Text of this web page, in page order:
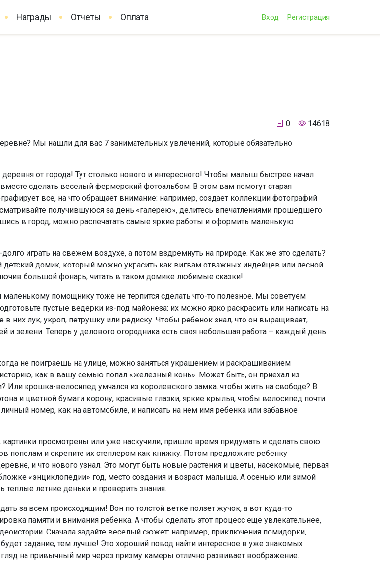
Награды Отчеты Оплата Вход Регистрация
0 14618
Мы нашли для вас 7 занимательных увлечений, которые обязательно
деревня от города! Тут столько нового и интересного! Чтобы малыш быстрее начал
сделать веселый фермерский фотоальбом. В этом вам помогут старая
все, на что обращает внимание: например, создает коллекции фотографий
получившуюся за день «галерею», делитесь впечатлениями прошедшего
в город, можно распечатать самые яркие работы и оформить маленькую
играть на свежем воздухе, а потом вздремнуть на природе. Как же это сделать?
детский домик, который можно украсить как вигвам отважных индейцев или лесной
большой фонарь, читать в таком домике любимые сказки!
маленькому помощнику тоже не терпится сделать что-то полезное. Мы советуем
пустые ведерки из-под майонеза: их можно ярко раскрасить или написать на
них лук, укроп, петрушку или редиску. Чтобы ребенок знал, что он выращивает,
и зелени. Теперь у делового огородника есть своя небольшая работа – каждый день
не поиграешь на улице, можно заняться украшением и раскрашиванием
как в вашу семью попал «железный конь». Может быть, он приехал из
крошка-велосипед умчался из королевского замка, чтобы жить на свободе? В
и цветной бумаги корону, красивые глазки, яркие крылья, чтобы велосипед почти
номер, как на автомобиле, и написать на нем имя ребенка или забавное
картинки просмотрены или уже наскучили, пришло время придумать и сделать свою
пополам и скрепите их степлером как книжку. Потом предложите ребенку
и что нового узнал. Это могут быть новые растения и цветы, насекомые, первая
«энциклопедии» год, место создания и возраст малыша. А осенью или зимой
летние деньки и проверить знания.
за всем происходящим! Вон по толстой ветке ползет жучок, а вот куда-то
памяти и внимания ребенка. А чтобы сделать этот процесс еще увлекательнее,
Сначала задайте веселый сюжет: например, приключения помидорки,
задание, тем лучше! Это хороший повод найти интересное в уже знакомых
на привычный мир через призму камеры отлично развивает воображение.